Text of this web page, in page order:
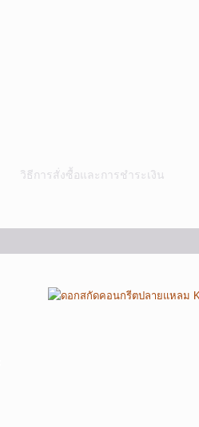
วิธีการสั่งซื้อและการชำระเงิน